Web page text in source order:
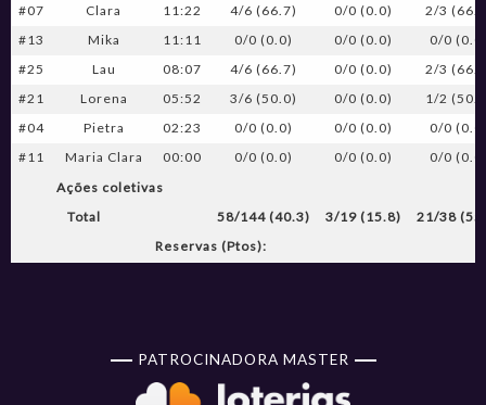
#07
Clara 11:22 4/6 (66.7) 0/0 (0.0)
2/3
#13
Mika 11:11 0/0 (0.0) 0/0 (0.0)
0/0
#25
Lau 08:07 4/6 (66.7) 0/0 (0.0)
2/3
#21
Lorena 05:52 3/6 (50.0) 0/0 (0.0)
1/2
#04
Pietra 02:23 0/0 (0.0) 0/0 (0.0)
0/0
#11
Maria Clara 00:00 0/0 (0.0) 0/0 (0.0)
0/0
Ações coletivas
Total
58/144 (40.3) 3/19 (15.8)
21/38
Reservas (Ptos):
PATROCINADORA MASTER